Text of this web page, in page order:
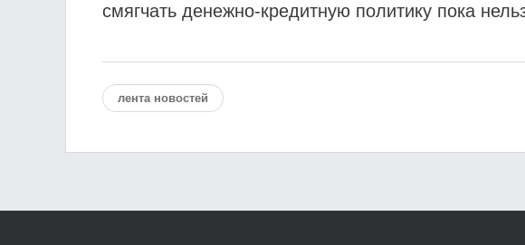
смягчать денежно-кредитную политику пока
лента новостей